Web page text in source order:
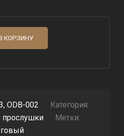
КОРЗИНУ
ODB-002
Категория:
прослушки
Метки: